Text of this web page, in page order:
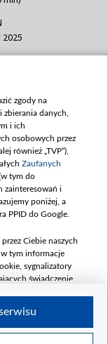
350
2025
(wpłata
zgody na
danych,
i ich
osobowych przez
również „TVP”),
Zaufanych
tym do
zainteresowań i
poniżej, a
PPID do Google.
Ciebie naszych
w tym informacje
sygnalizatory
świadczenie